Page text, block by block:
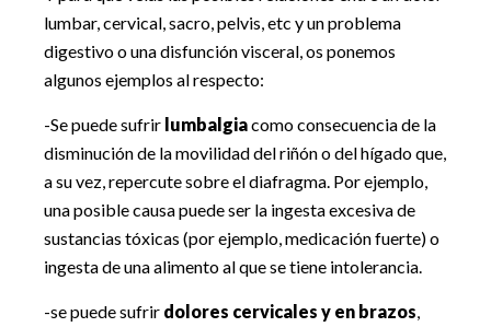
lumbar, cervical, sacro, pelvis, etc y un problema
digestivo o una disfunción visceral, os ponemos
algunos ejemplos al respecto:
-Se puede sufrir lumbalgiacomo consecuencia de la
disminución de la movilidad del riñón o del hígado que,
a su vez, repercute sobre el diafragma. Por ejemplo,
una posible causa puede ser la ingesta excesiva de
sustancias tóxicas (por ejemplo, medicación fuerte) o
ingesta de una alimento al que se tiene intolerancia.
-se puede sufrir dolores cervicales y en brazos,